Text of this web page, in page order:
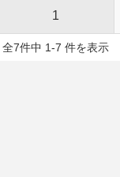
1
全7件中 1-7 件を表示